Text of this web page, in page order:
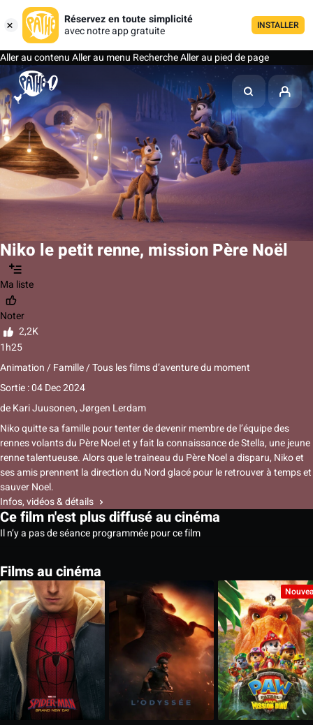
Réservez en toute simplicité
avec notre app gratuite
INSTALLER
Aller au contenuAller au menu RechercheAller au pied de page
Niko le petit renne, mission Père Noël
Ma liste
Noter
2,2K
1h25
Animation / Famille / Tous les films d’aventure du moment
Sortie : 04 Dec 2024
deKari Juusonen, Jørgen Lerdam
Niko quitte sa famille pour tenter de devenir membre de l’équipe des
rennes volants du Père Noel et y fait la connaissance de Stella, une jeune
renne talentueuse. Alors que le traineau du Père Noel a disparu, Niko et
ses amis prennent la direction du Nord glacé pour le retrouver à temps et
sauver Noel.
Infos, vidéos & détails
Ce film n'est plus diffusé au cinéma
Il n’y a pas de séance programmée pour ce film
Films au cinéma